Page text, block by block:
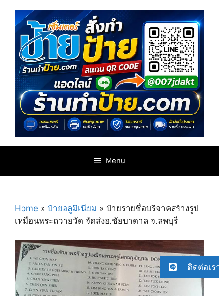
content
Menu
Home » ป้ายอลูมิเนียม » ป้ายรายชื่อบริจาคสร้างรูป
เหมือนพระถวายวัด จัดส่ง​อ.ชัยบาดาล​ จ.ลพบุรี
ติดต่อเร